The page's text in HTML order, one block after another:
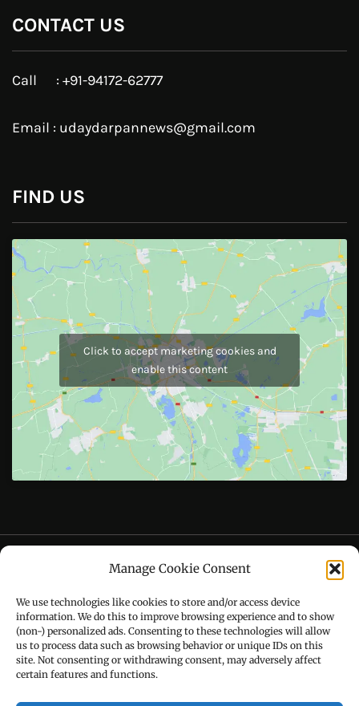
Manage Cookie Consent
We use technologies like cookies to store and/or access device
information. We do this to improve browsing experience and to show
(non-) personalized ads. Consenting to these technologies will allow
us to process data such as browsing behavior or unique IDs on this
site. Not consenting or withdrawing consent, may adversely affect
certain features and functions.
Instagram
JOIN US
Like Us On
Follow Us On
Call : +91-94172-62777
Email : udaydarpannews@gmail.com